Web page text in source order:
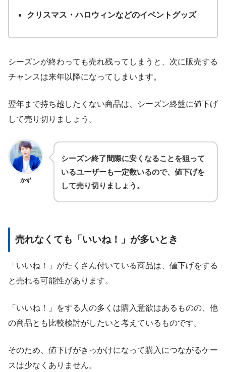
クリスマス・ハロウィンなどのイベントグッズ
シーズンが終わっても売れ残ってしまうと、次に販売する
チャンスは来年以降になってしまいます。
翌年まで持ち越したくない商品は、シーズン終盤に値下げ
して売り切りましょう。
かず
シーズン終了間際に安くなることを狙って
いるユーザーも一定数いるので、値下げを
して売り切りましょう。
売れなくても「いいね！」が多いとき
「いいね！」がたくさん付いている商品は、値下げをする
と売れる可能性があります。
「いいね！」をする人の多くは購入意欲はあるものの、他
の商品とも比較検討がしたいと考えているものです。
そのため、値下げがきっかけになって購入につながるケー
スは少なくありません。